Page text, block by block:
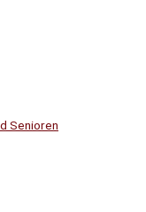
Senioren